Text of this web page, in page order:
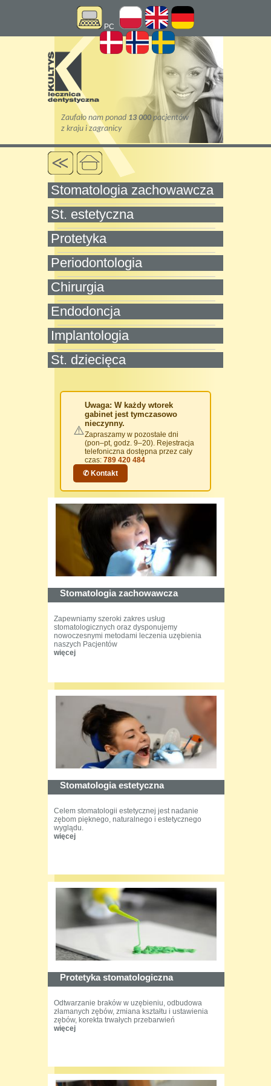
Stomatologia zachowawcza
St. estetyczna
Protetyka
Periodontologia
Chirurgia
Endodoncja
Implantologia
St. dziecięca
⚠️
Uwaga: W każdy wtorek
gabinet jest tymczasowo
nieczynny.
Zapraszamy w pozostałe dni
(pon–pt, godz. 9–20). Rejestracja
telefoniczna dostępna przez cały
czas: 789 420 484
✆ Kontakt
Stomatologia zachowawcza
Zapewniamy szeroki zakres usług
stomatologicznych oraz dysponujemy
nowoczesnymi metodami leczenia uzębienia
naszych Pacjentów
więcej
Stomatologia estetyczna
Celem stomatologii estetycznej jest nadanie
zębom pięknego, naturalnego i estetycznego
wyglądu.
więcej
Protetyka stomatologiczna
Odtwarzanie braków w uzębieniu, odbudowa
złamanych zębów, zmiana kształtu i ustawienia
zębów, korekta trwałych przebarwień
więcej
PC